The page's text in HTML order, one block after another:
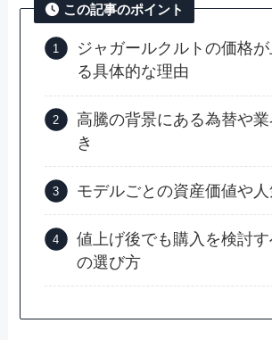
この記事のポイント
ジャガールクルトの価格
る具体的な理由
高騰の背景にある為替や
き
モデルごとの資産価値や
値上げ後でも購入を検討
の選び方